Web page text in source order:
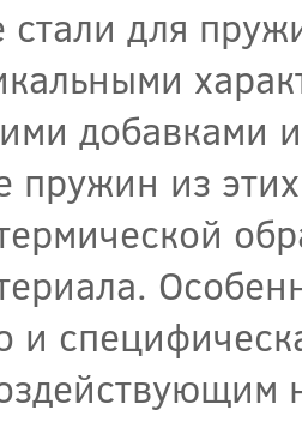
стали для
добавками
пружин из
и